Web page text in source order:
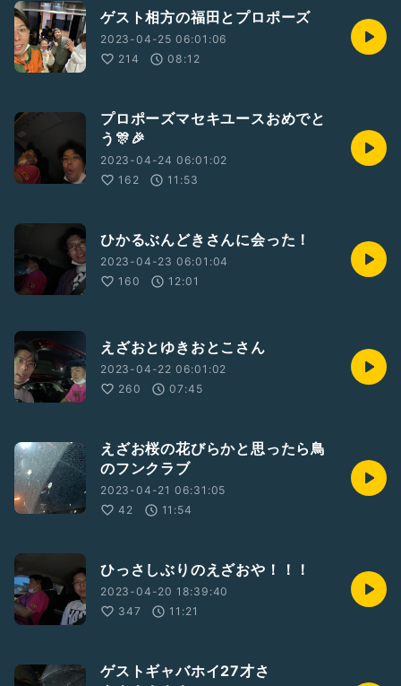
ゲスト相方の福田とプロポーズ
2023-04-25 06:01:06
214
08:12
プロポーズマセキユースおめでと
う🎊🎉
2023-04-24 06:01:02
162
11:53
ひかるぶんどきさんに会った！
2023-04-23 06:01:04
160
12:01
えざおとゆきおとこさん
2023-04-22 06:01:02
260
07:45
えざお桜の花びらかと思ったら鳥
のフンクラブ
2023-04-21 06:31:05
42
11:54
ひっさしぶりのえざおや！！！
2023-04-20 18:39:40
347
11:21
ゲストギャバホイ27才さ